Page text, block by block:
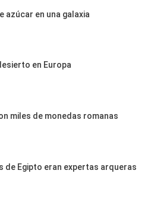
azúcar en una galaxia
en Europa
miles de monedas romanas
de Egipto eran expertas arqueras